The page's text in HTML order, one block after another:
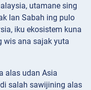
utamane sing
lan Sabah ing pulo
iku ekosistem kuna
wis ana sajak yuta
alas udan Asia
salah sawijining alas